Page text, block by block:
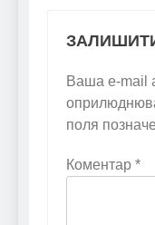
Ваша e-mail
поля
Коментар *